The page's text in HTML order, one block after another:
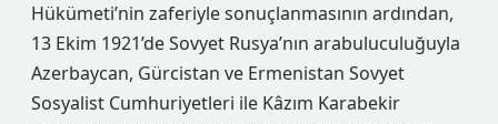
Hükümeti’nin zaferiyle sonuçlanmasının ardından,
13 Ekim 1921’de Sovyet Rusya’nın arabuluculuğuyla
Azerbaycan, Gürcistan ve Ermenistan Sovyet
Sosyalist Cumhuriyetleri ile Kâzım Karabekir